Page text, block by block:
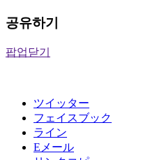
공유하기
팝업닫기
ツイッター
フェイスブック
ライン
Eメール